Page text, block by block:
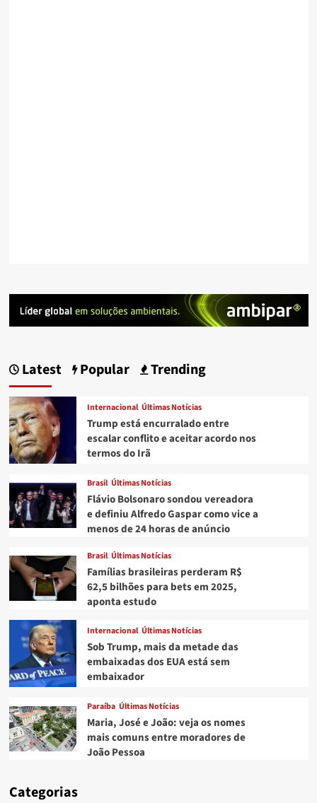
Latest Popular Trending
Internacional Últimas Notícias
Trump está encurralado entre
escalar conflito e aceitar acordo nos
termos do Irã
Brasil Últimas Notícias
Flávio Bolsonaro sondou vereadora
e definiu Alfredo Gaspar como vice a
menos de 24 horas de anúncio
Brasil Últimas Notícias
Famílias brasileiras perderam R$
62,5 bilhões para bets em 2025,
aponta estudo
Internacional Últimas Notícias
Sob Trump, mais da metade das
embaixadas dos EUA está sem
embaixador
Paraíba Últimas Notícias
Maria, José e João: veja os nomes
mais comuns entre moradores de
João Pessoa
Categorias